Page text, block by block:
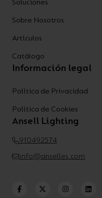
Soluciones
Sobre Nosotros
Artículos
Catálogo
Información legal
Política de Privacidad
Política de Cookies
Ansell Lighting
910492574
info@anselles.com